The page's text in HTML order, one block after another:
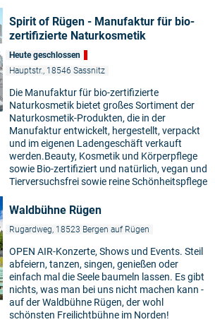
Spirit of Rügen - Manufaktur für bio-
zertifizierte Naturkosmetik
Heute geschlossen
Hauptstr., 18546 Sassnitz
Die Manufaktur für bio-zertifizierte
Naturkosmetik bietet großes Sortiment der
Naturkosmetik-Produkten, die in der
Manufaktur entwickelt, hergestellt, verpackt
und im eigenen Ladengeschäft verkauft
werden.Beauty, Kosmetik und Körperpflege
sowie Bio-zertifiziert und natürlich, vegan und
Tierversuchsfrei sowie reine Schönheitspflege
Waldbühne Rügen
Rugardweg, 18523 Bergen auf Rügen
OPEN AIR-Konzerte, Shows und Events. Steil
abfeiern, tanzen, singen, genießen oder
einfach mal die Seele baumeln lassen. Es gibt
nichts, was man bei uns nicht machen kann -
auf der Waldbühne Rügen, der wohl
schönsten Freilichtbühne im Norden!